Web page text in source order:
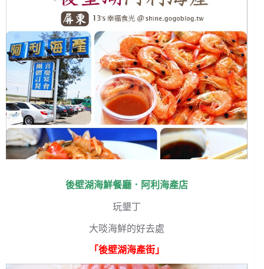
後壁湖海鮮餐廳．阿利海產店
玩墾丁
大啖海鮮的好去處
「後壁湖海產街」